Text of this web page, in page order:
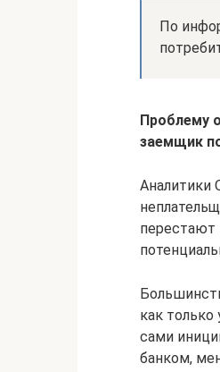
По
Проблему
заемщик
Аналитики
перестают
как
сами
банком,